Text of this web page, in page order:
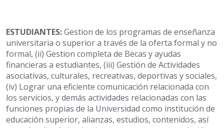
ESTUDIANTES:Gestion de los programas de enseñanza
universitaria o superior a través de la oferta formal y no
formal, (ii) Gestion completa de Becas y ayudas
financieras a estudiantes, (iii) Gestión de Actividades
asociativas, culturales, recreativas, deportivas y sociales,
(iv) Lograr una eficiente comunicación relacionada con
los servicios, y demás actividades relacionadas con las
funciones propias de la Universidad como institución de
educación superior, alianzas, estudios, contenidos, así